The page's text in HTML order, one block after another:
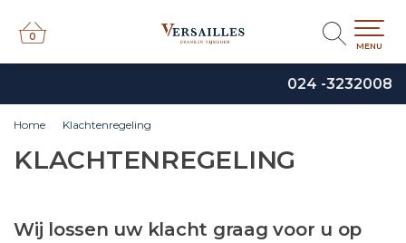
024 -3232008
0
0
MENU
Home Klachtenregeling
KLACHTENREGELING
Wij lossen uw klacht graag voor u op